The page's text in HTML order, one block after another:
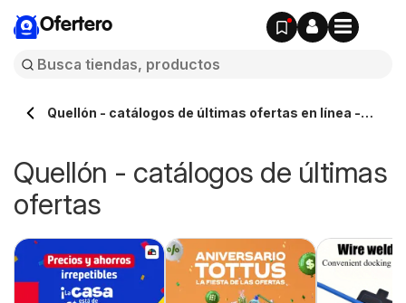
Ofertero
Quellón - catálogos de últimas ofertas en línea -
Quellón - catálogos de últimas
ofertas